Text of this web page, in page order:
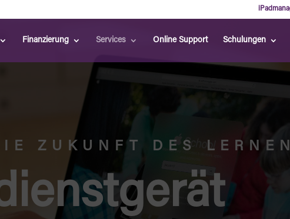
Finanzierung Services Online Support Schulungen
ZUKUNFT DES